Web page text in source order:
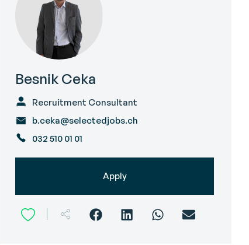
Besnik Ceka
Recruitment Consultant
b.ceka@selectedjobs.ch
032 510 01 01
Apply